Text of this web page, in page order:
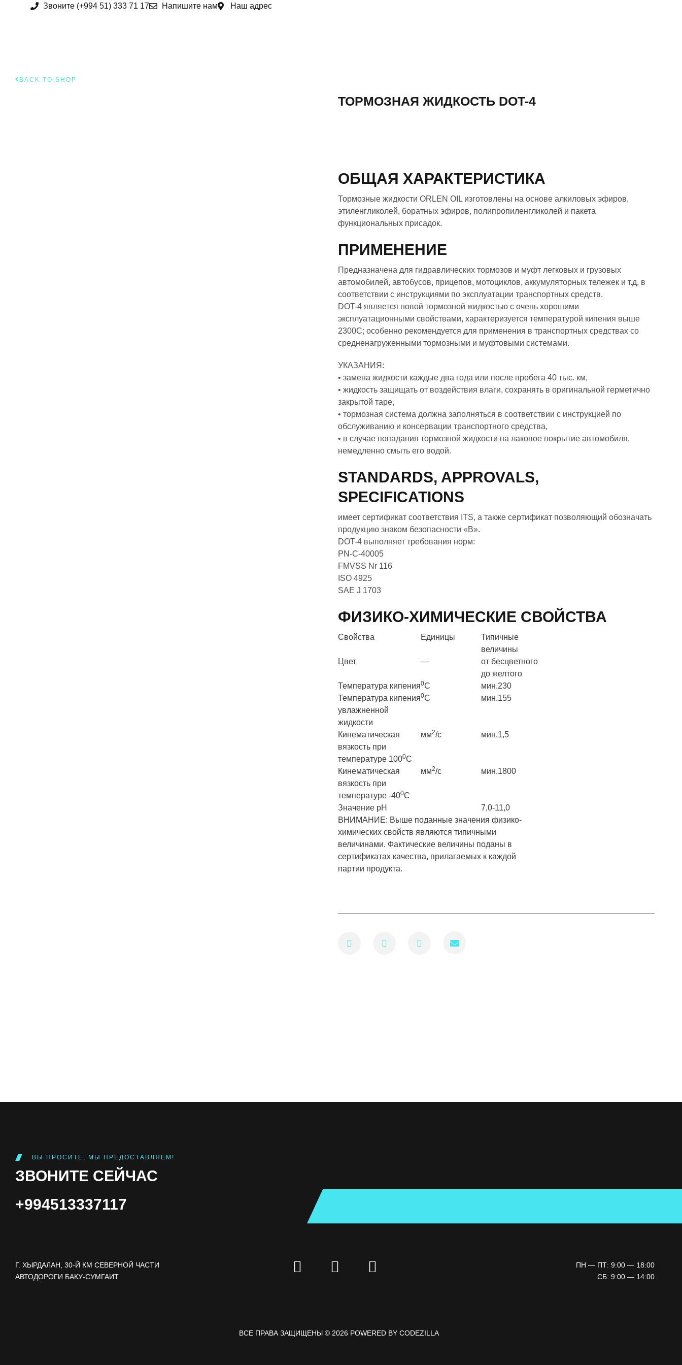
Звоните (+994 51) 333 71 17 Напишите нам Наш адрес
BACK TO SHOP
ТОРМОЗНАЯ ЖИДКОСТЬ DOT-4
ОБЩАЯ ХАРАКТЕРИСТИКА
Тормозные жидкости ORLEN OIL изготовлены на основе алкиловых эфиров,
этиленгликолей, боратных эфиров, полипропиленгликолей и пакета
функциональных присадок.
ПРИМЕНЕНИЕ
Предназначена для гидравлических тормозов и муфт легковых и грузовых
автомобилей, автобусов, прицепов, мотоциклов, аккумуляторных тележек и т.д, в
соответствии с инструкциями по эксплуатации транспортных средств.
DOT-4 является новой тормозной жидкостью с очень хорошими
эксплуатационными свойствами, характеризуется температурой кипения выше
2300C; особенно рекомендуется для применения в транспортных средствах со
средненагруженными тормозными и муфтовыми системами.
УКАЗАНИЯ:
• замена жидкости каждые два года или после пробега 40 тыс. км,
• жидкость защищать от воздействия влаги, сохранять в оригинальной герметично
закрытой таре,
• тормозная система должна заполняться в соответствии с инструкцией по
обслуживанию и консервации транспортного средства,
• в случае попадания тормозной жидкости на лаковое покрытие автомобиля,
немедленно смыть его водой.
STANDARDS, APPROVALS,
SPECIFICATIONS
имеет сертификат соответствия ITS, а также сертификат позволяющий обозначать
продукцию знаком безопасности «B».
DOT-4 выполняет требования норм:
PN-C-40005
FMVSS Nr 116
ISO 4925
SAE J 1703
ФИЗИКО-ХИМИЧЕСКИЕ СВОЙСТВА
Свойства Единицы
Типичные
величины
Цвет
—
от бесцветного
до желтого
Температура кипения0C
мин.230
Температура кипения
увлажненной
жидкости
0C мин.155
Кинематическая
вязкость при
температуре 1000C
мм2/с мин.1,5
Кинематическая
вязкость при
температуре -400C
мм2/с мин.1800
Значение pH
7,0-11,0
ВНИМАНИЕ: Выше поданные значения физико-
химических свойств являются типичными
величинами. Фактические величины поданы в
сертификатах качества, прилагаемых к каждой
партии продукта.
ВЫ ПРОСИТЕ, МЫ ПРЕДОСТАВЛЯЕМ!
ЗВОНИТЕ СЕЙЧАС
+994513337117
Г. ХЫРДАЛАН, 30-Й КМ СЕВЕРНОЙ ЧАСТИ
АВТОДОРОГИ БАКУ-СУМГАИТ
ПН — ПТ: 9:00 — 18:00
СБ: 9:00 — 14:00
ВСЕ ПРАВА ЗАЩИЩЕНЫ © 2026 POWERED BY CODEZILLA